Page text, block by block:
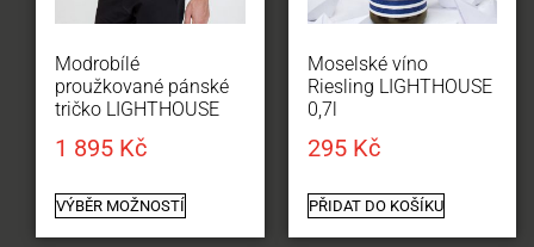
Modrobílé
proužkované pánské
tričko LIGHTHOUSE
1 895 Kč
VÝBĚR MOŽNOSTÍ
Moselské víno
Riesling LIGHTHOUSE
0,7l
295 Kč
PŘIDAT DO KOŠÍKU